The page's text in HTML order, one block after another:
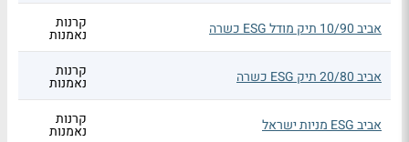
אביב 10/90 תיק מודל ESG כשרה קרנות
נאמנות
אביב 20/80 תיק ESG כשרה קרנות
נאמנות
אביב ESG מניות ישראל קרנות
נאמנות